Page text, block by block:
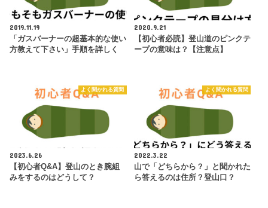
2019.11.19
「ガスバーナーの超基本的な使い
方教えて下さい」手順を詳しく
2020.9.21
【初心者必読】登山道のピンクテ
ープの意味は？【注意点】
よく聞かれる質問
2023.6.26
【初心者Q&A】登山のとき腕組
みをするのはどうして？
よく聞かれる質問
2022.3.22
山で「どちらから？」と聞かれた
ら答えるのは住所？登山口？